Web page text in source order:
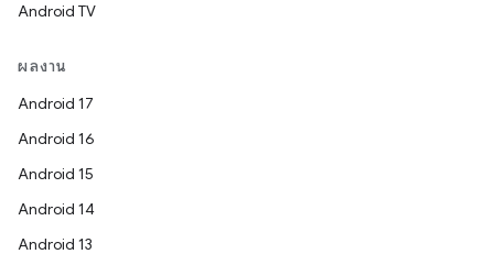
Android TV
ผลงาน
Android 17
Android 16
Android 15
Android 14
Android 13